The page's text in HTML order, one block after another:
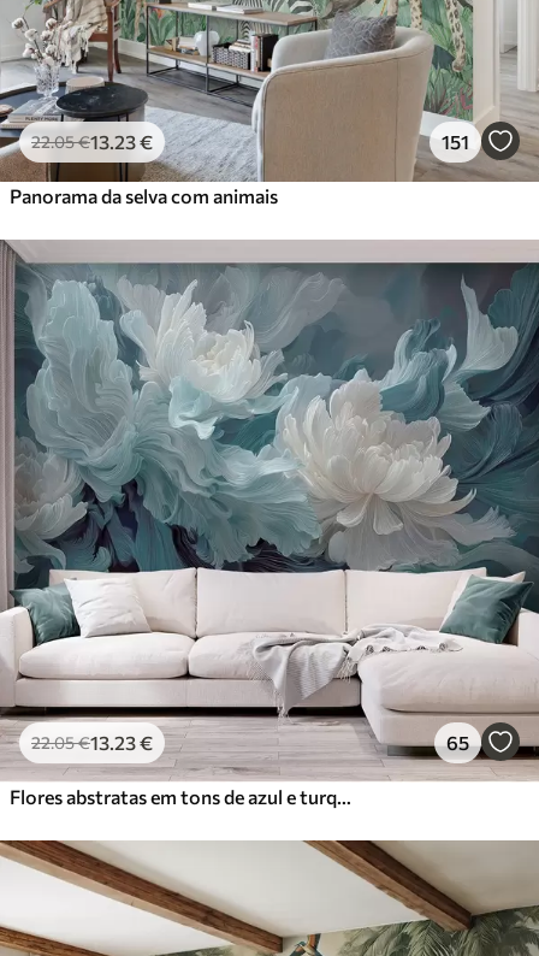
22.05€13 .23€ 151
Panorama da selva com animais
22.05€13 .23€ 65